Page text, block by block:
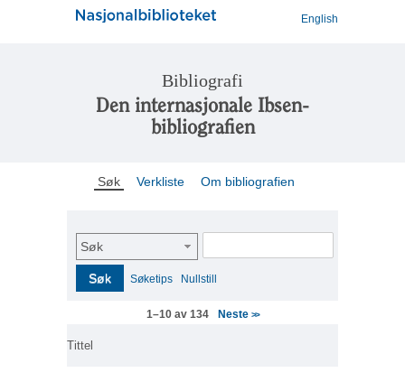
English
Bibliografi
Den internasjonale Ibsen-
bibliografien
Søk Verkliste Om bibliografien
Søk
Søk Søketips Nullstill
1–10 av 134 Neste >>
Tittel